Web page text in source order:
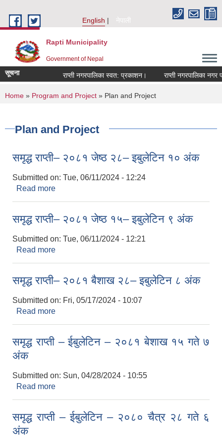
English
नेपाली
Rapti Municipality
Government of Nepal
सूचना राप्ती नगरपालिका स्वत: प्रकाशन। राप्ती नगरपालिका नगर
You are here
Home » Program and Project » Plan and Project
Plan and Project
समृद्ध राप्ती– २०८१ जेष्ठ २८– इबुलेटिन १० अंक
Submitted on: Tue, 06/11/2024 - 12:24
Read more
समृद्ध राप्ती– २०८१ जेष्ठ १५– इबुलेटिन ९ अंक
Submitted on: Tue, 06/11/2024 - 12:21
Read more
समृद्ध राप्ती– २०८१ बैशाख २८– इबुलेटिन ८ अंक
Submitted on: Fri, 05/17/2024 - 10:07
Read more
समृद्ध राप्ती – ईबुलेटिन – २०८१ बेशाख १५ गते ७
अंक
Submitted on: Sun, 04/28/2024 - 10:55
Read more
समृद्ध राप्ती – ईबुलेटिन – २०८० चैत्र २८ गते ६
अंक